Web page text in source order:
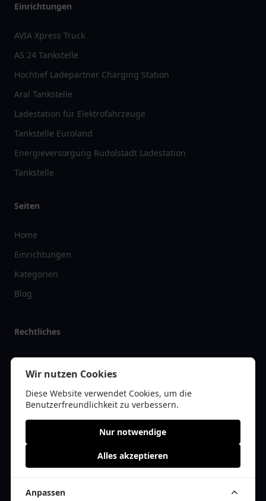
Einrichtungen
AVIA Xpress Truck
AS 24 Tankstelle
Hochtief Ladepartner Charging Station
Aral Tankstelle
Ladestation für Elektrofahrzeuge
Tankstelle Euroland
Energieversorgung Rudolstadt Ladestation
Tankstelle
Seiten
Home
Einrichtungen
Kategorien
Blog
Rechtliches
Impressum
Datenschutz
Kontakt
© 2026 tanklist.de | Alle Rechte vorbehalten | * =Affiliate-Links /
Cookie Einwilligung anpassen
Wir nutzen Cookies
Diese Website verwendet Cookies, um die
Benutzerfreundlichkeit zu verbessern.
Nur notwendige
Alles akzeptieren
Anpassen